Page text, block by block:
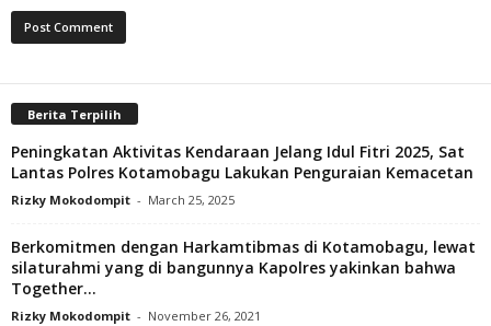
Berita Terpilih
Peningkatan Aktivitas Kendaraan Jelang Idul Fitri 2025, Sat
Lantas Polres Kotamobagu Lakukan Penguraian Kemacetan
Rizky Mokodompit - March 25, 2025
Berkomitmen dengan Harkamtibmas di Kotamobagu, lewat
silaturahmi yang di bangunnya Kapolres yakinkan bahwa
Together...
Rizky Mokodompit - November 26, 2021